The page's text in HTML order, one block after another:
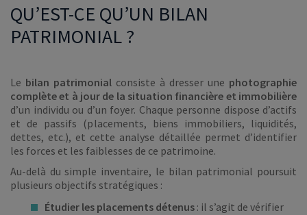
QU’EST-CE QU’UN BILAN
PATRIMONIAL ?
Le bilan patrimonial consiste à dresser une photographie
complète et à jour de la situation financière et immobilière
d’un individu ou d’un foyer. Chaque personne dispose d’actifs
et de passifs (placements, biens immobiliers, liquidités,
dettes, etc.), et cette analyse détaillée permet d’identifier
les forces et les faiblesses de ce patrimoine.
Au-delà du simple inventaire, le bilan patrimonial poursuit
plusieurs objectifs stratégiques :
Étudier les placements détenus : il s’agit de vérifier